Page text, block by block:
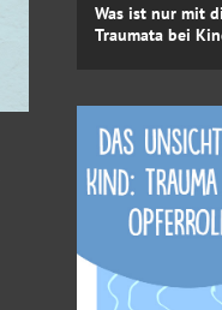
Was ist nur mit
Traumata bei